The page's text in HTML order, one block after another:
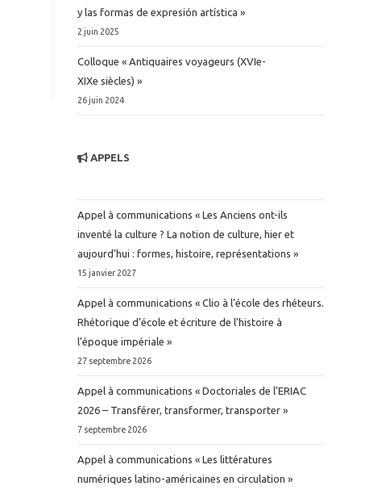
y las formas de expresión artística »
2 juin 2025
Colloque « Antiquaires voyageurs (XVIe-
XIXe siècles) »
26 juin 2024
APPELS
Appel à communications « Les Anciens ont-ils
inventé la culture ? La notion de culture, hier et
aujourd’hui : formes, histoire, représentations »
15 janvier 2027
Appel à communications « Clio à l’école des rhéteurs.
Rhétorique d’école et écriture de l’histoire à
l’époque impériale »
27 septembre 2026
Appel à communications « Doctoriales de l’ERIAC
2026 – Transférer, transformer, transporter »
7 septembre 2026
Appel à communications « Les littératures
numériques latino-américaines en circulation »